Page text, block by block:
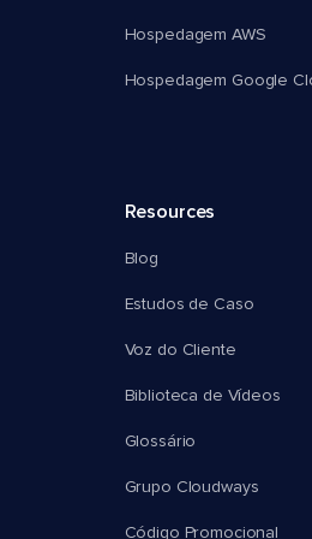
Hospedagem AWS
Hospedagem Google
Resources
Blog
Estudos de Caso
Voz do Cliente
Biblioteca de Vídeos
Glossário
Grupo Cloudways
Código Promocional